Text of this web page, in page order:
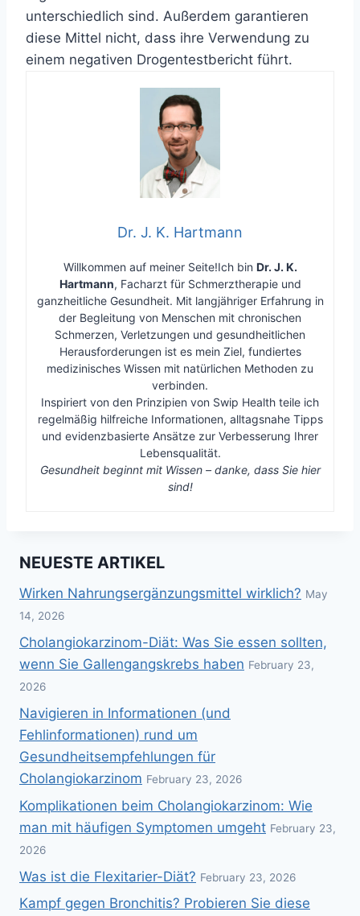
unterschiedlich sind. Außerdem garantieren
diese Mittel nicht, dass ihre Verwendung zu
einem negativen Drogentestbericht führt.
Dr. J. K. Hartmann
Willkommen auf meiner Seite!Ich bin Dr. J. K.
Hartmann, Facharzt für Schmerztherapie und
ganzheitliche Gesundheit. Mit langjähriger Erfahrung in
der Begleitung von Menschen mit chronischen
Schmerzen, Verletzungen und gesundheitlichen
Herausforderungen ist es mein Ziel, fundiertes
medizinisches Wissen mit natürlichen Methoden zu
verbinden.
Inspiriert von den Prinzipien von Swip Health teile ich
regelmäßig hilfreiche Informationen, alltagsnahe Tipps
und evidenzbasierte Ansätze zur Verbesserung Ihrer
Lebensqualität.
Gesundheit beginnt mit Wissen – danke, dass Sie hier
sind!
NEUESTE ARTIKEL
Wirken Nahrungsergänzungsmittel wirklich? May
14, 2026
Cholangiokarzinom-Diät: Was Sie essen sollten,
wenn Sie Gallengangskrebs haben February 23,
2026
Navigieren in Informationen (und
Fehlinformationen) rund um
Gesundheitsempfehlungen für
Cholangiokarzinom February 23, 2026
Komplikationen beim Cholangiokarzinom: Wie
man mit häufigen Symptomen umgeht February 23,
2026
Was ist die Flexitarier-Diät? February 23, 2026
Kampf gegen Bronchitis? Probieren Sie diese